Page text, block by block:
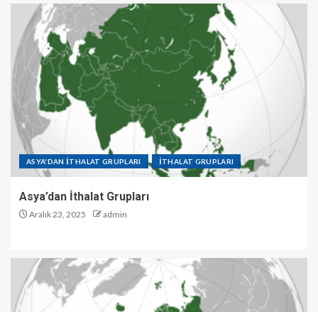
ASYA'DAN İTHALAT GRUPLARI İTHALAT GRUPLARI
Asya’dan İthalat Grupları
Aralık 23, 2025 admin